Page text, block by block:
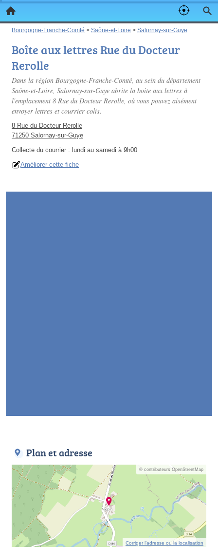
Bourgogne-Franche-Comté > Saône-et-Loire > Salornay-sur-Guye
Boîte aux lettres Rue du Docteur
Rerolle
Dans la région Bourgogne-Franche-Comté, au sein du département
Saône-et-Loire, Salornay-sur-Guye abrite la boite aux lettres à
l'emplacement 8 Rue du Docteur Rerolle, où vous pouvez aisément
envoyer lettres et courrier colis.
8 Rue du Docteur Rerolle
71250 Salornay-sur-Guye
Collecte du courrier : lundi au samedi à 9h00
Améliorer cette fiche
Plan et adresse
© contributeurs OpenStreetMap
Corriger l’adresse ou la localisation